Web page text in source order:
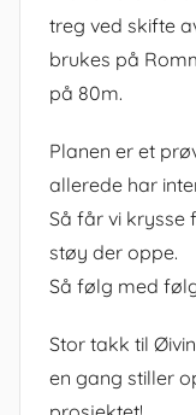
treg ved skifte
brukes på
på 80m.
Planen er et
allerede har
Så får vi krysse
støy der oppe.
Så følg med
Stor takk til
en gang stiller